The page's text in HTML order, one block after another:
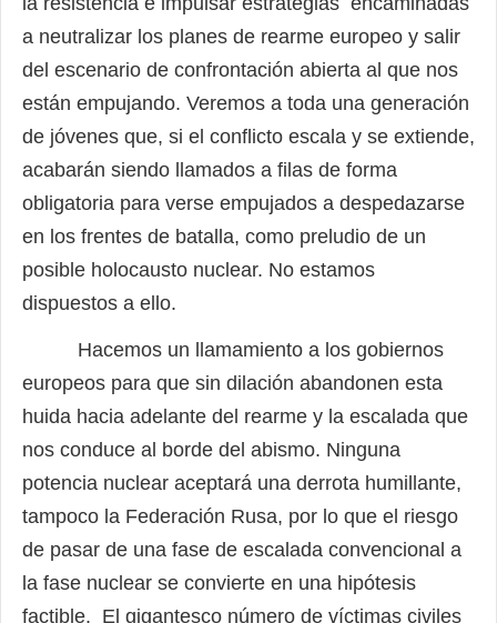
a neutralizar los planes de rearme europeo y salir
del escenario de confrontación abierta al que nos
están empujando. Veremos a toda una generación
de jóvenes que, si el conflicto escala y se extiende,
acabarán siendo llamados a filas de forma
obligatoria para verse empujados a despedazarse
en los frentes de batalla, como preludio de un
posible holocausto nuclear. No estamos
dispuestos a ello.
Hacemos un llamamiento a los gobiernos
europeos para que sin dilación abandonen esta
huida hacia adelante del rearme y la escalada que
nos conduce al borde del abismo. Ninguna
potencia nuclear aceptará una derrota humillante,
tampoco la Federación Rusa, por lo que el riesgo
de pasar de una fase de escalada convencional a
la fase nuclear se convierte en una hipótesis
factible. El gigantesco número de víctimas civiles